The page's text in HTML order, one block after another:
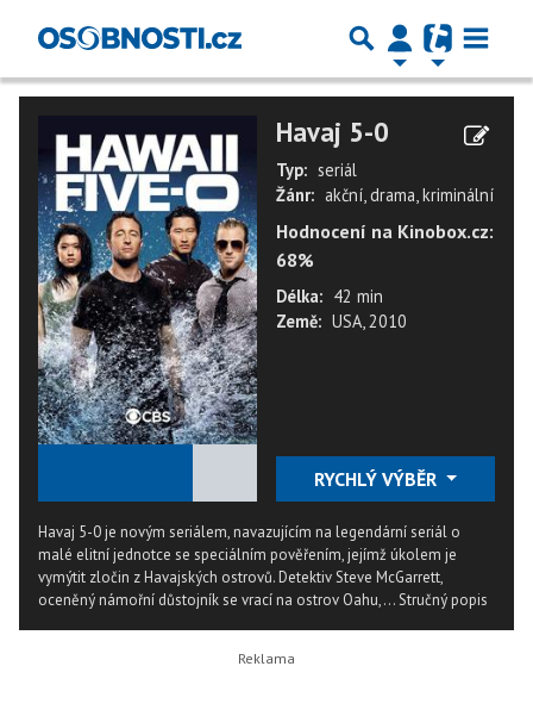
Havaj 5-0
Typ: seriál
Žánr: akční, drama, kriminální
Hodnocení na Kinobox.cz:
68%
Délka: 42 min
Země: USA, 2010
RYCHLÝ VÝBĚR
Havaj 5-0 je novým seriálem, navazujícím na legendární seriál o
malé elitní jednotce se speciálním pověřením, jejímž úkolem je
vymýtit zločin z Havajských ostrovů. Detektiv Steve McGarrett,
oceněný námořní důstojník se vrací na ostrov Oahu,...Stručný popis